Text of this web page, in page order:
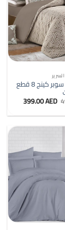
طقم لحاف سوبر كينج 8 قطع
السعر
الأصلي
هو:
459.00 AED.
399.00AED
هو:
399.00 AED.